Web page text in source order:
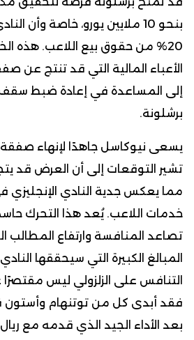
بنحو 10 ملايين يورو، خاصة وأن
20% من حقوق بيع اللاعب.
الأعباء المالية التي قد تنتج عن
إلى المساعدة في إعادة ضبط سقف
برشلونة.
يسعى نيوكاسل جاهدًا لإنهاء صفقة
مما يعكس جدية النادي
خدمات اللاعب. يُعد هذا التحرك
تصاعد المنافسة وارتفاع المطالب
المبالغ الكبيرة التي سيحققها
التنافس على الزلزولي ليس
فقد أبدى كل من توتنهام وأستون
بعد الأداء الجيد الذي قدمه مع